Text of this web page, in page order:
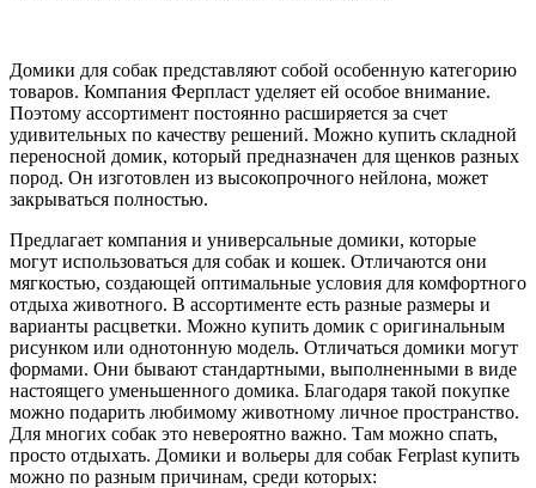
Домики для собак представляют собой особенную категорию
товаров. Компания Ферпласт уделяет ей особое внимание.
Поэтому ассортимент постоянно расширяется за счет
удивительных по качеству решений. Можно купить складной
переносной домик, который предназначен для щенков разных
пород. Он изготовлен из высокопрочного нейлона, может
закрываться полностью.
Предлагает компания и универсальные домики, которые
могут использоваться для собак и кошек. Отличаются они
мягкостью, создающей оптимальные условия для комфортного
отдыха животного. В ассортименте есть разные размеры и
варианты расцветки. Можно купить домик с оригинальным
рисунком или однотонную модель. Отличаться домики могут
формами. Они бывают стандартными, выполненными в виде
настоящего уменьшенного домика. Благодаря такой покупке
можно подарить любимому животному личное пространство.
Для многих собак это невероятно важно. Там можно спать,
просто отдыхать. Домики и вольеры для собак Ferplast купить
можно по разным причинам, среди которых: